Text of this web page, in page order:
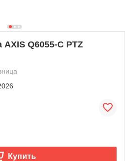
Q6055-C PTZ
Купить